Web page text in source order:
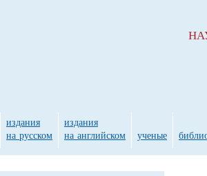
издания
на русском
издания
на английском
ученые